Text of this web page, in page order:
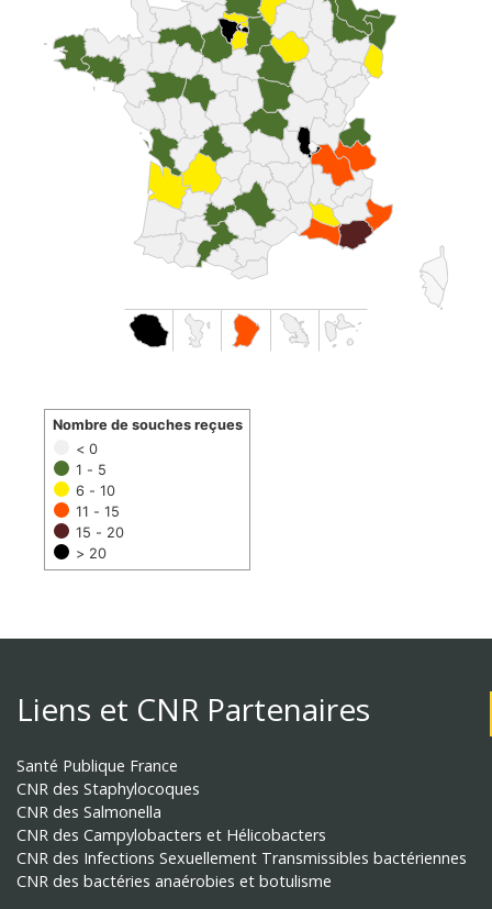
< 0
1 - 5
6 - 10
11 - 15
15 - 20
> 20
Nombre de souches reçues
Liens et CNR Partenaires
Santé Publique France
CNR des Staphylocoques
CNR des Salmonella
CNR des Campylobacters et Hélicobacters
CNR des Infections Sexuellement Transmissibles bactériennes
CNR des bactéries anaérobies et botulisme